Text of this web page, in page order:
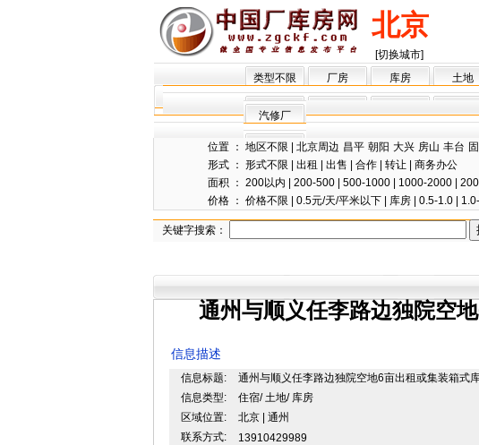
北京
[切换城市]
类型不限 厂房 库房 土地
汽修厂
位置 ： 地区不限 北京周边 昌平 朝阳 大兴 房山 丰台
形式 ： 形式不限 出租 出售 合作 转让
商务办公
面积 ： 200以内 200-500 500-1000 1000-2000
价格 ： 价格不限 0.5元/天/平米以下 库房 0.5-1.0
关键字搜索：
通州与顺义任李路边独院空
信息描述
信息标题: 通州与顺义任李路边独院空地6亩出租或集装箱式
信息类型:
住宿/ 土地/ 库房
区域位置:
北京 | 通州
联系方式:
13910429989